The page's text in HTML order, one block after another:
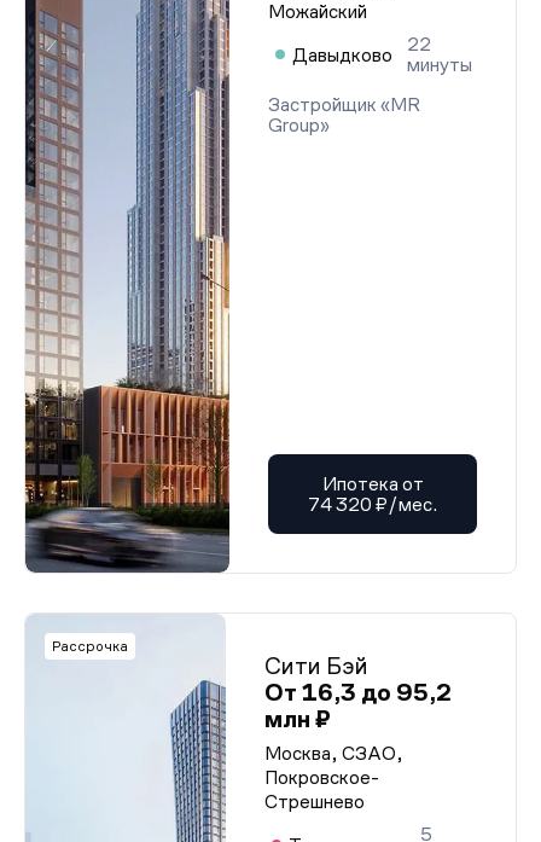
Можайский
Давыдково
22
минуты
Застройщик «MR
Group»
Ипотека от
74 320 ₽/мес.
Рассрочка
Сити Бэй
От 16,3 до 95,2
млн ₽
Москва, СЗАО,
Покровское-
Стрешнево
5